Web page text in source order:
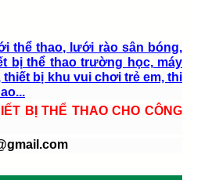
thể thao, lưới rào sân bóng,
bị thể thao trường học, máy
bị khu vui chơi trẻ em, thi
BỊ THỂ THAO CHO CÔNG